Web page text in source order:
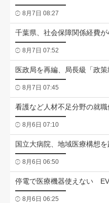
8月7日 08:27
千葉県、社会保障関係経費
8月7日 07:52
医政局を再編、局長級「政
8月7日 07:45
看護など人材不足分野の就
8月6日 07:10
国立大病院、地域医療構想
8月6日 06:50
停電で医療機器使えない EV
8月6日 06:25